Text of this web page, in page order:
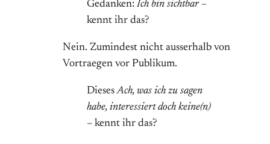
Gedanken: Ich bin sichtbar–
kennt ihr das?
Nein. Zumindest nicht ausserhalb von
Vortraegen vor Publikum.
DiesesAch, was ich zu sagen
habe, interessiert doch keine(n)
– kennt ihr das?